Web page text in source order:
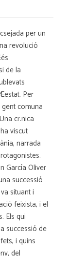
per un
revolució
de la
Per
comuna
cr.nica
viscut
narrada
García Oliver
successió
situant i
feixista, i el
Els qui
successió de
i quins
del